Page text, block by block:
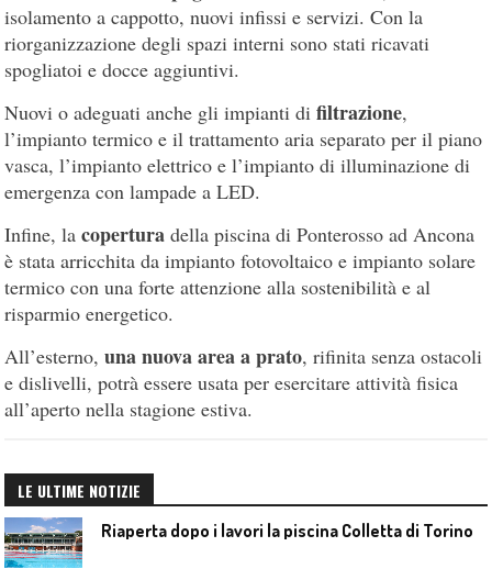
isolamento a cappotto, nuovi infissi e servizi. Con la
riorganizzazione degli spazi interni sono stati ricavati
spogliatoi e docce aggiuntivi.
Nuovi o adeguati anche gli impianti difiltrazione,
l’impianto termico e il trattamento aria separato per il piano
vasca, l’impianto elettrico e l’impianto di illuminazione di
emergenza con lampade a LED.
Infine, lacopertura della piscina di Ponterosso ad Ancona
è stata arricchita da impianto fotovoltaico e impianto solare
termico con una forte attenzione alla sostenibilità e al
risparmio energetico.
All’esterno,una nuova area a prato, rifinita senza ostacoli
e dislivelli, potrà essere usata per esercitare attività fisica
all’aperto nella stagione estiva.
LE ULTIME NOTIZIE
Riaperta dopo i lavori la piscina Colletta di Torino